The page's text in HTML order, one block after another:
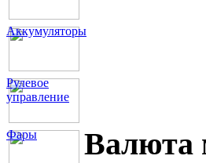
Аккумуляторы
Рулевое
управление
Фары Валюта